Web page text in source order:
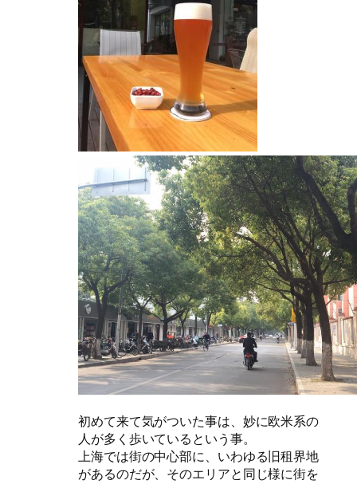
初めて来て気がついた事は、妙に欧米系の
人が多く歩いているという事。
上海では街の中心部に、いわゆる旧租界地
があるのだが、そのエリアと同じ様に街を